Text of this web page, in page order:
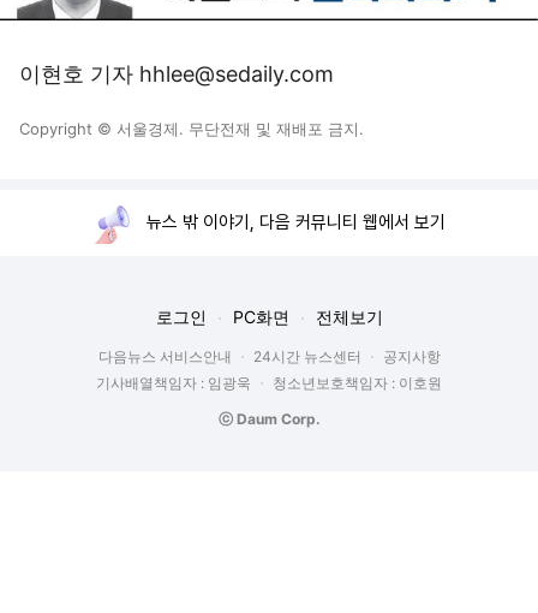
이현호 기자 hhlee@sedaily.com
Copyright © 서울경제. 무단전재 및 재배포 금지.
뉴스 밖 이야기, 다음 커뮤니티 웹에서 보기
로그인 PC화면 전체보기
다음뉴스 서비스안내 24시간 뉴스센터
공지사항
기사배열책임자 : 임광욱
청소년보호책임자 : 이호원
ⓒ Daum Corp.